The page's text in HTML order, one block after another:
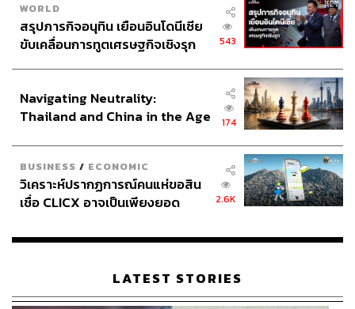
WORLD
สรุปภารกิจอนุทิน เยือนอินโดนีเซีย
ขับเคลื่อนการทูตเศรษฐกิจเชิงรุก
543
Navigating Neutrality:
Thailand and China in the Age
174
BUSINESS / ECONOMIC
วิเคราะห์ปรากฏการณ์คนแห่ขอสิน
เชื่อ CLICX อาจเป็นเพียงยอด
เรือนไทยที่ถูกซุกไว้
2.6K
LATEST STORIES